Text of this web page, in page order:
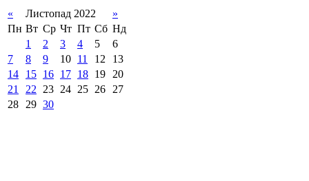
« Листопад 2022
»
Пн Вт Ср Чт Пт Сб Нд
1
2 3 4 5
6
7
8 9 10 11 12
13
14
15 16 17 18 19
20
21
22 23 24 25 26
27
28
29 30